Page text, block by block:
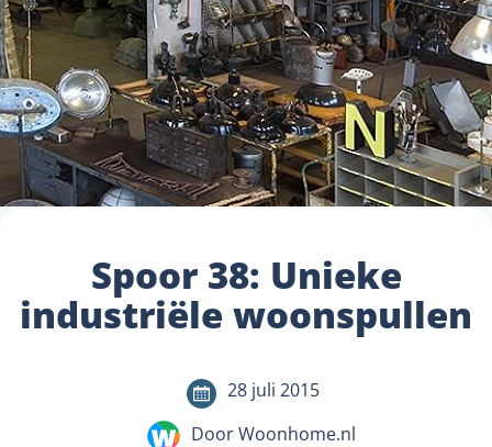
Spoor 38: Unieke
industriële woonspullen
28 juli 2015
Door Woonhome.nl